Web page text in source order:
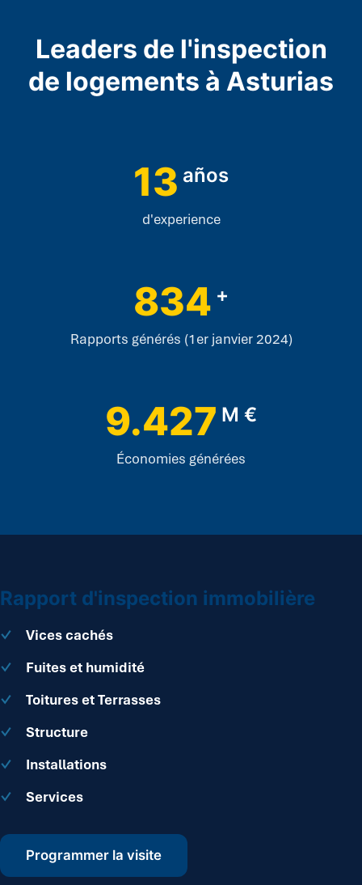
Leaders de l'inspection
de logements à Asturias
13 años
d'experience
834 +
Rapports générés (1er janvier 2024)
9.427 M €
Économies générées
Rapport d'inspection immobilière
Vices cachés
Fuites et humidité
Toitures et Terrasses
Structure
Installations
Services
Programmer la visite